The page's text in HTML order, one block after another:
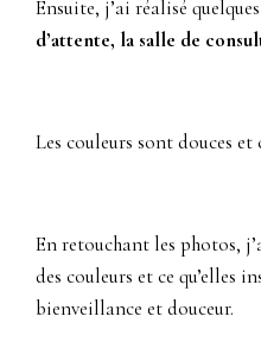
Ensuite, j’ai réalisé
d’attente, la salle de
Les couleurs sont douces et
En retouchant les photos,
des couleurs et ce qu’elles
bienveillance et douceur.